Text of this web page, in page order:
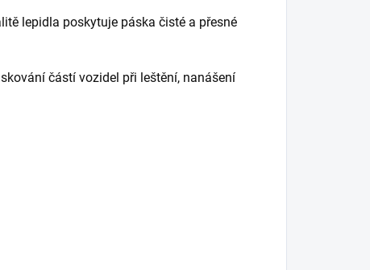
lepidla poskytuje páska čisté a přesné
částí vozidel při leštění, nanášení